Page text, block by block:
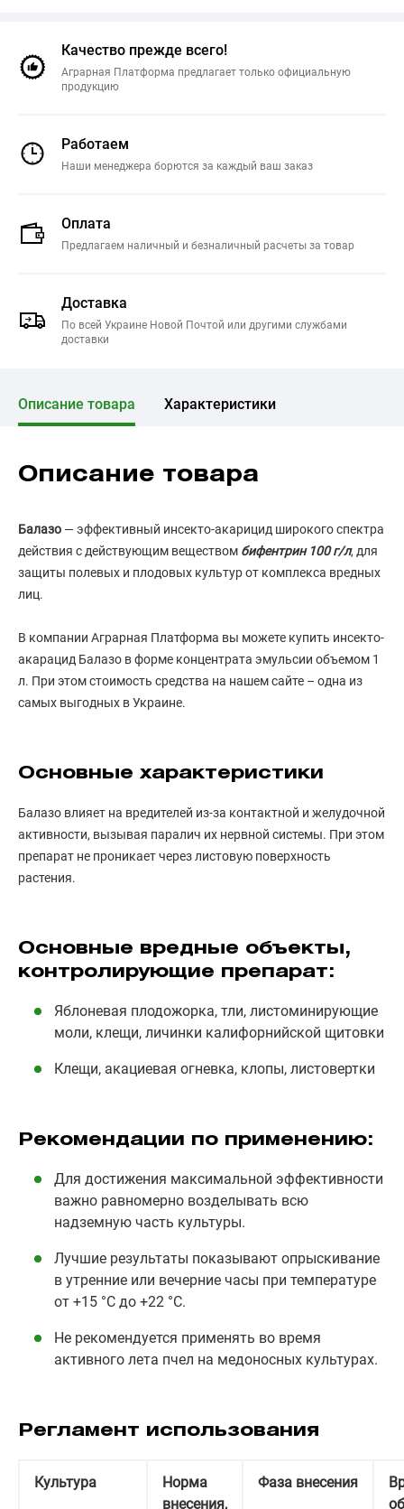
Качество прежде всего!
Аграрная Платформа предлагает только официальную
продукцию
Работаем
Наши менеджера борются за каждый ваш заказ
Оплата
Предлагаем наличный и безналичный расчеты за товар
Доставка
По всей Украине Новой Почтой или другими службами
доставки
Описание товара Характеристики
Описание товара
Балазо — эффективный инсекто-акарицид широкого спектра
действия с действующим веществом бифентрин 100 г/л, для
защиты полевых и плодовых культур от комплекса вредных
лиц.
В компании Аграрная Платформа вы можете купить инсекто-
акарацид Балазо в форме концентрата эмульсии объемом 1
л. При этом стоимость средства на нашем сайте – одна из
самых выгодных в Украине.
Основные характеристики
Балазо влияет на вредителей из-за контактной и желудочной
активности, вызывая паралич их нервной системы. При этом
препарат не проникает через листовую поверхность
растения.
Основные вредные объекты,
контролирующие препарат:
Яблоневая плодожорка, тли, листоминирующие
моли, клещи, личинки калифорнийской щитовки
Клещи, акациевая огневка, клопы, листовертки
Рекомендации по применению:
Для достижения максимальной эффективности
важно равномерно возделывать всю
надземную часть культуры.
Лучшие результаты показывают опрыскивание
в утренние или вечерние часы при температуре
от +15 °C до +22 °C.
Не рекомендуется применять во время
активного лета пчел на медоносных культурах.
Регламент использования
Культура
Норма
внесения,
Фаза внесения